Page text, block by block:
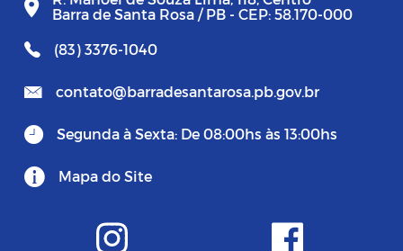
Barra de Santa Rosa / PB - CEP: 58.170-000
(83) 3376-1040
contato@barradesantarosa.pb.gov.br
Segunda à Sexta: De 08:00hs às 13:00hs
Mapa do Site